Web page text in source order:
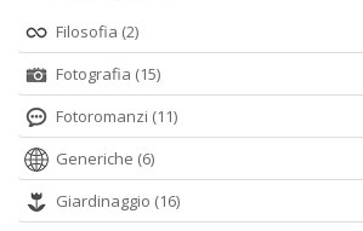
Filosofia (2)
Fotografia (15)
Fotoromanzi (11)
Generiche (6)
Giardinaggio (16)